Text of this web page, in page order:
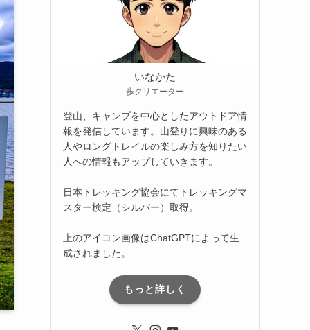
いなかた
歩クリエーター
登山、キャンプを中心としたアウトドア情
報を発信しています。山登りに興味のある
人やロングトレイルの楽しみ方を知りたい
人への情報もアップしていきます。
日本トレッキング協会にてトレッキングマ
スター検定（シルバー）取得。
上のアイコン画像はChatGPTによって生
成されました。
もっと詳しく